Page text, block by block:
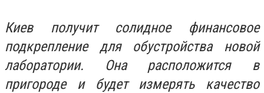
Киев получит солидное финансовое
подкрепление для обустройства новой
лаборатории. Она расположится в
пригороде и будет измерять качество